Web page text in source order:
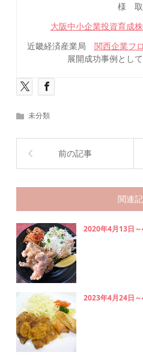
様 取
大阪中小企業投資育成
近畿経済産業局 関西企業フ
展開成功事例とし
未分類
前の記事
関連
2020年4月13日
2023年4月24日